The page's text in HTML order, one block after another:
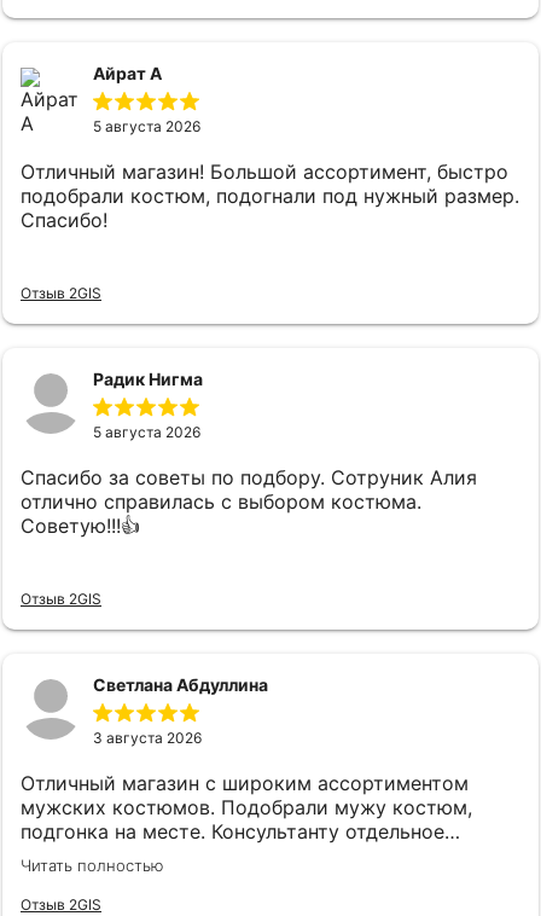
Айрат А
5 августа 2026
Отличный магазин! Большой ассортимент, быстро
подобрали костюм, подогнали под нужный размер.
Спасибо!
Отзыв 2GIS
Радик Нигма
5 августа 2026
Спасибо за советы по подбору. Сотруник Алия
отлично справилась с выбором костюма.
Советую!!!👍
Отзыв 2GIS
Светлана Абдуллина
3 августа 2026
Отличный магазин с широким ассортиментом
мужских костюмов. Подобрали мужу костюм,
подгонка на месте. Консультанту отдельное
спасибо, подсказала, все подобрала! Спасибо!
Читать полностью
Отзыв 2GIS